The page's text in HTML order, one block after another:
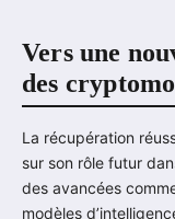
Vers une
des
La récupération
sur son rôle futur
des avancées
modèles